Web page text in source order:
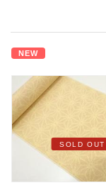
NEW
SOLD OUT